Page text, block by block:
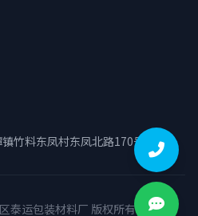
竹料东凤村东凤北路170号
泰运包装材料厂 版权所有